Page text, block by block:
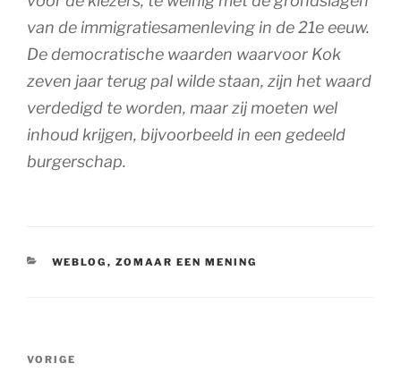
van de immigratiesamenleving in de 21e eeuw.
De democratische waarden waarvoor Kok
zeven jaar terug pal wilde staan, zijn het waard
verdedigd te worden, maar zij moeten wel
inhoud krijgen, bijvoorbeeld in een gedeeld
burgerschap.
CATEGORIEËN
WEBLOG , ZOMAAR EEN MENING
Vorig
VORIGE